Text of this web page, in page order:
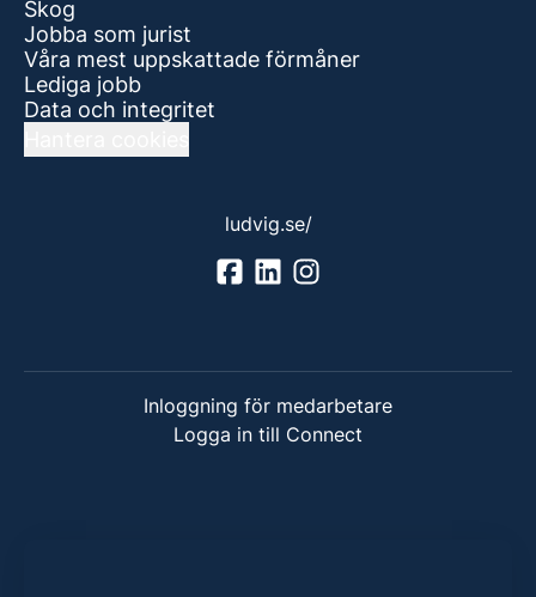
Skog
Jobba som jurist
Våra mest uppskattade förmåner
Lediga jobb
Data och integritet
ludvig.se/
Inloggning för medarbetare
Logga in till Connect